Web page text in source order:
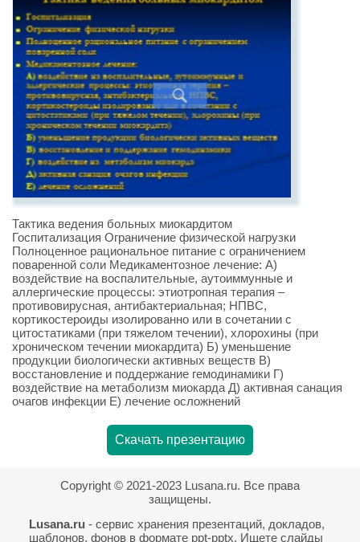
Тактика ведения больных миокардитом
Госпитализация Ограничение физической нагрузки
Полноценное рациональное питание с ограничением
поваренной соли Медикаментозное лечение: А)
воздействие на воспалительные, аутоиммунные и
аллергические процессы: этиотропная терапия –
противовирусная, антибактериальная; НПВС,
кортикостероиды изолированно или в сочетании с
цитостатиками (при тяжелом течении), хлорохины (при
хроническом течении миокардита) Б) уменьшение
продукции биологически активных веществ В)
восстановление и поддержание гемодинамики Г)
воздействие на метаболизм миокарда Д) активная санация
очагов инфекции Е) лечение осложнений
Скачать презентацию
Copyright © 2021-2023 Lusana.ru. Все права
защищены.
Lusana.ru- сервис хранения презентаций, докладов,
шаблонов, фонов в формате ppt-pptx. Ищете слайды